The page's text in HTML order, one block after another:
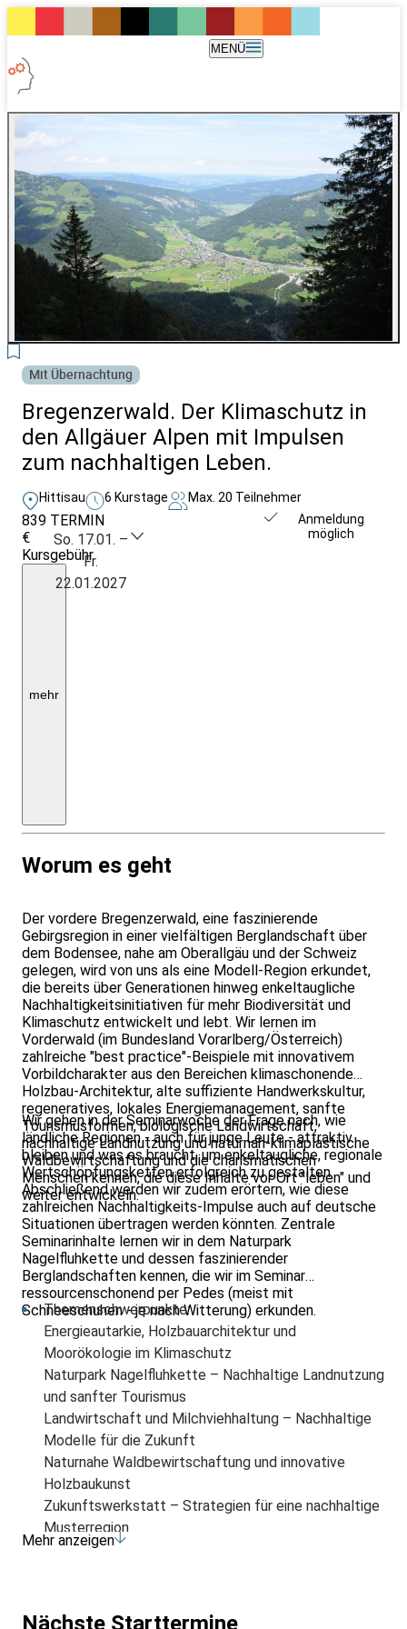
MENÜ
Mit Übernachtung
Bregenzerwald. Der Klimaschutz in
den Allgäuer Alpen mit Impulsen
zum nachhaltigen Leben.
Hittisau 6 Kurstage Max. 20 Teilnehmer
839
€
Kursgebühr
5
DU/WC;
Begegnungen
mehr
TERMIN
So. 17.01. –
Fr.
22.01.2027
Anmeldung
möglich
Worum es geht
Der vordere Bregenzerwald, eine faszinierende
Gebirgsregion in einer vielfältigen Berglandschaft über
dem Bodensee, nahe am Oberallgäu und der Schweiz
gelegen, wird von uns als eine Modell-Region erkundet,
die bereits über Generationen hinweg enkeltaugliche
Nachhaltigkeitsinitiativen für mehr Biodiversität und
Klimaschutz entwickelt und lebt. Wir lernen im
Vorderwald (im Bundesland Vorarlberg/Österreich)
zahlreiche "best practice"-Beispiele mit innovativem
Vorbildcharakter aus den Bereichen klimaschonende
Holzbau-Architektur, alte suffiziente Handwerkskultur,
regeneratives, lokales Energiemanagement, sanfte
Tourismusformen, biologische Landwirtschaft,
nachhaltige Landnutzung und naturnah-klimaplastische
Waldbewirtschaftung und die charismatischen
Menschen kennen, die diese Inhalte vor Ort "leben" und
weiter entwickeln.
Wir gehen in der Seminarwoche der Frage nach, wie
ländliche Regionen - auch für junge Leute - attraktiv
bleiben und was es braucht, um enkeltaugliche, regionale
Wertschöpfungsketten erfolgreich zu gestalten.
Abschließend werden wir zudem erörtern, wie diese
zahlreichen Nachhaltigkeits-Impulse auch auf deutsche
Situationen übertragen werden könnten. Zentrale
Seminarinhalte lernen wir in dem Naturpark
Nagelfluhkette und dessen faszinierender
Berglandschaften kennen, die wir im Seminar
ressourcenschonend per Pedes (meist mit
Schneeschuhen - je nach Witterung) erkunden.
Themenschwerpunkte:
Energieautarkie, Holzbauarchitektur und
Moorökologie im Klimaschutz
Naturpark Nagelfluhkette – Nachhaltige Landnutzung
und sanfter Tourismus
Landwirtschaft und Milchviehhaltung – Nachhaltige
Modelle für die Zukunft
Naturnahe Waldbewirtschaftung und innovative
Holzbaukunst
Zukunftswerkstatt – Strategien für eine nachhaltige
Musterregion
Voraussetzung:
Trittsicherheit und wetterfeste Wanderausrüstung
Mehr anzeigen
Nächste Starttermine